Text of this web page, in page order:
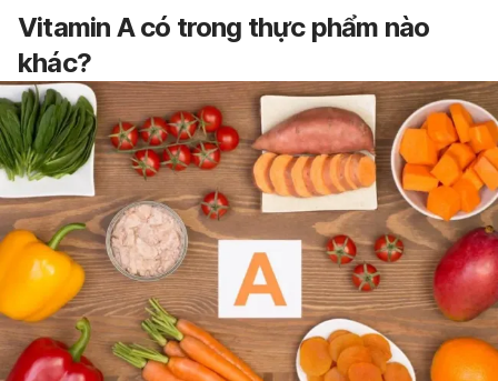
Vitamin A có trong thực phẩm nào
khác?